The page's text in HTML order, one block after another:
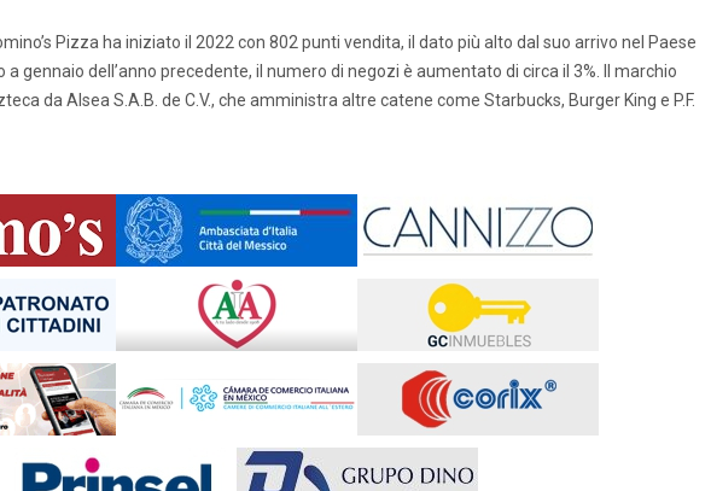
Pizza ha iniziato il 2022 con 802 punti vendita, il dato più alto dal suo arrivo nel Paese
gennaio dell’anno precedente, il numero di negozi è aumentato di circa il 3%. Il marchio
da Alsea S.A.B. de C.V., che amministra altre catene come Starbucks, Burger King e P.F.